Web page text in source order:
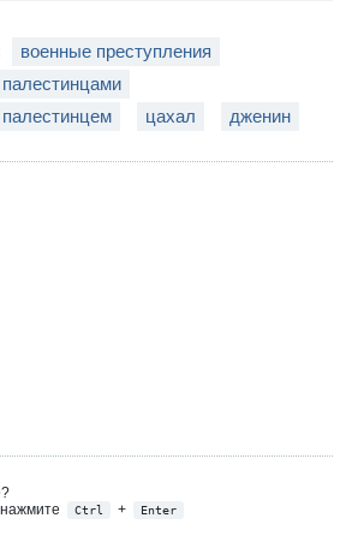
военные преступления
цахал дженин
Ctrl + Enter